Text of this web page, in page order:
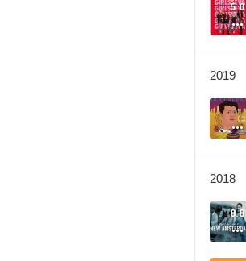
5.0
2019
--
2018
8.8